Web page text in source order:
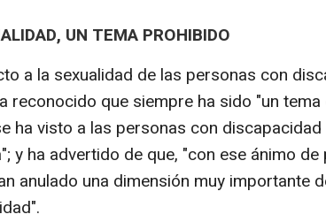
UN TEMA PROHIBIDO
a la sexualidad de las personas con
reconocido que siempre ha sido "un
ha visto a las personas con discapacidad
y ha advertido de que, "con ese ánimo
anulado una dimensión muy importante